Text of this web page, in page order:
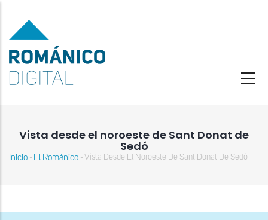
contenido
principal
Vista desde el noroeste de Sant Donat de
Sedó
Inicio - El Románico - Vista Desde El Noroeste De Sant Donat De Sedó